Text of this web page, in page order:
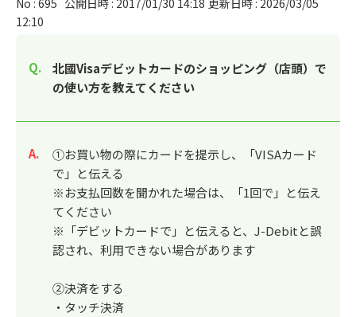
No : 695 公開日時 : 2017/01/30 14:18 更新日時 : 2026/03/05
12:10
北國Visaデビットカードのショッピング（店頭）で
の使い方を教えてください
回答
①お買い物の際にカードを提示し、「VISAカード
で」と伝える
※お支払回数を聞かれた場合は、「1回で」と伝え
てください
※「デビットカードで」と伝えると、J-Debitと誤
認され、利用できない場合があります
②決済をする
・タッチ決済